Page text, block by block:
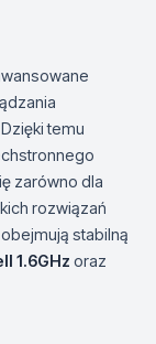
temu
zarówno dla
rozwiązań
stabilną
1.6GHz oraz